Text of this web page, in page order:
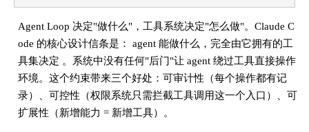
Agent Loop 决定"做什么"，工具系统决定"怎么做"。Claude C
ode 的核心设计信条是： agent 能做什么，完全由它拥有的工
具集决定 。系统中没有任何"后门"让 agent 绕过工具直接操作
环境。这个约束带来三个好处：可审计性（每个操作都有记
录）、可控性（权限系统只需拦截工具调用这一个入口）、可
扩展性（新增能力 = 新增工具）。